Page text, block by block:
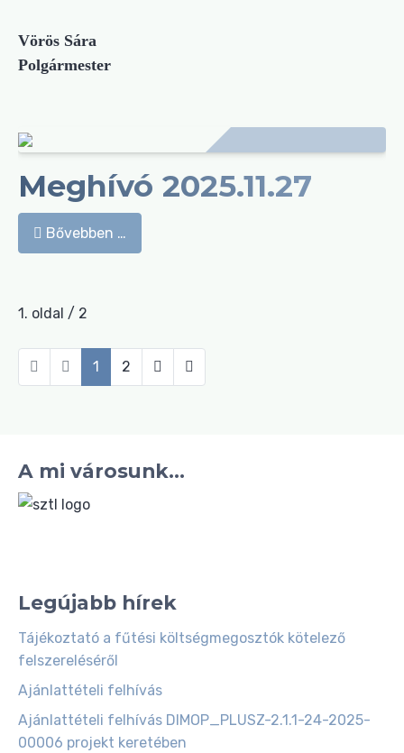
Vörös Sára
Polgármester
Meghívó 2025.11.27
Bővebben …
1. oldal / 2
1 2
A mi városunk...
Legújabb hírek
Tájékoztató a fűtési költségmegosztók kötelező
felszereléséről
Ajánlattételi felhívás
Ajánlattételi felhívás DIMOP_PLUSZ-2.1.1-24-2025-
00006 projekt keretében